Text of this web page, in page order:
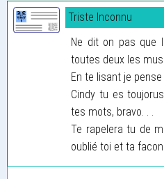
Triste Inconnu
Ne dit on pas que
toutes deux les
En te lisant je pense
Cindy tu es
tes mots, bravo. . .
Te rapelera tu de
oublié toi et ta facon